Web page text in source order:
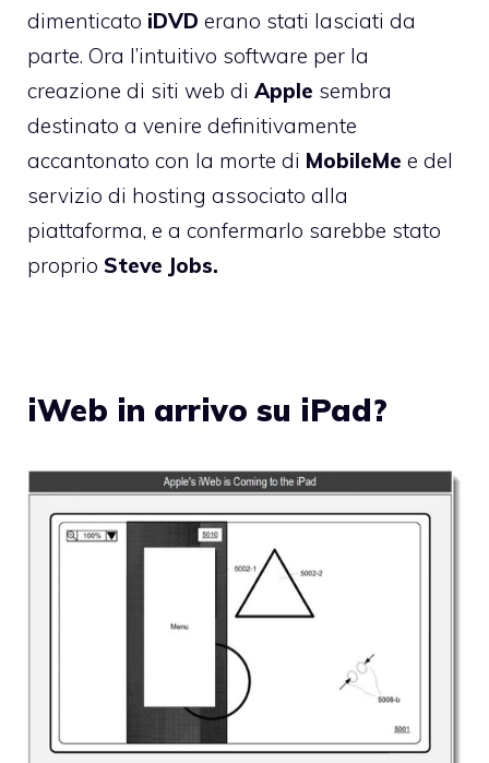
dimenticato iDVD erano stati lasciati da
parte. Ora l’intuitivo software per la
creazione di siti web di Apple sembra
destinato a venire definitivamente
accantonato con la morte di MobileMe e del
servizio di hosting associato alla
piattaforma, e a confermarlo sarebbe stato
proprio Steve Jobs.
iWeb in arrivo su iPad?